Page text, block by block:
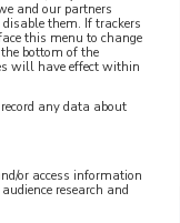
and our partners
them. If trackers
this menu to change
bottom of the
will have effect within
any data about
or access information
research and